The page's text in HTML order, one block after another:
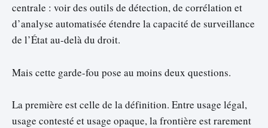
centrale : voir des outils de détection, de corrélation et
d’analyse automatisée étendre la capacité de surveillance
de l’État au-delà du droit.
Mais cette garde-fou pose au moins deux questions.
La première est celle de la définition. Entre usage légal,
usage contesté et usage opaque, la frontière est rarement